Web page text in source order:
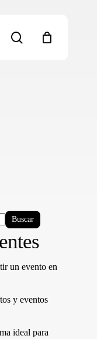
search
Buscar
un evento en
y eventos
ideal para